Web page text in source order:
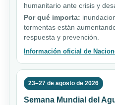
humanitario ante crisis y
Por qué importa:
tormentas están
respuesta y prevención.
Información oficial de
23–27 de agosto de 2026
Semana Mundial del